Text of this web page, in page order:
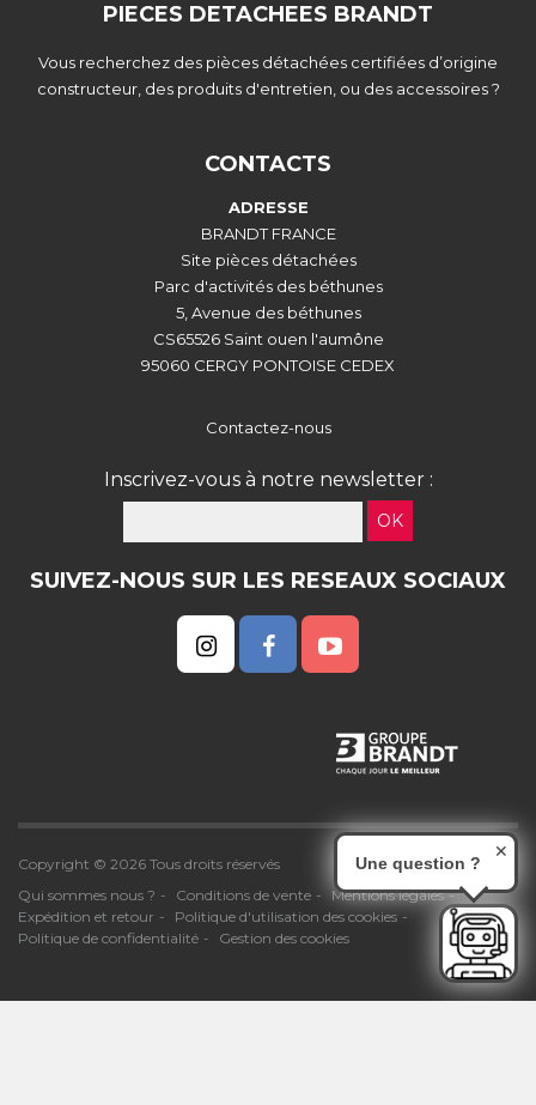
PIECES DETACHEES BRANDT
Vous recherchez des pièces détachées certifiées d’origine
constructeur, des produits d'entretien, ou des accessoires ?
CONTACTS
ADRESSE
BRANDT FRANCE
Site pièces détachées
Parc d'activités des béthunes
5, Avenue des béthunes
CS65526 Saint ouen l'aumône
95060 CERGY PONTOISE CEDEX
Contactez-nous
Inscrivez-vous à notre newsletter :
OK
SUIVEZ-NOUS SUR LES RESEAUX SOCIAUX
Copyright © 2026 Tous droits réservés
Qui sommes nous ?
Conditions de vente
Mentions légales
Expédition et retour
Politique d'utilisation des cookies
Politique de confidentialité
Gestion des cookies
Une question ?
✕